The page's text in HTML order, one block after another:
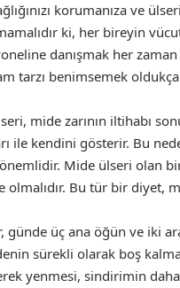
korumanıza ve
ki, her bireyin
danışmak her
tarzı benimsemek
mide zarının iltihabı
ile kendini gösterir. Bu
Mide ülseri olan
olmalıdır. Bu tür bir diyet,
günde üç ana öğün ve iki
sürekli olarak boş
yenmesi, sindirimin daha